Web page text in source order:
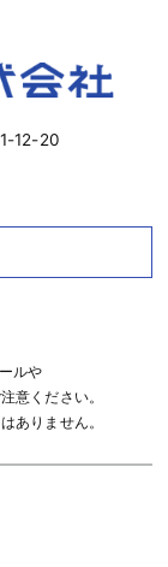
12-20
ルや
意ください。
ありません。